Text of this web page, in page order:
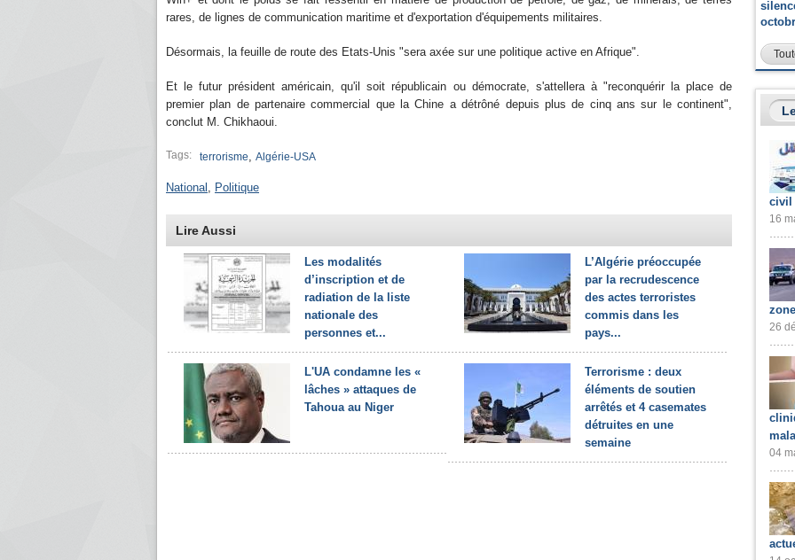
rares, de lignes de communication maritime et d'exportation d'équipements militaires.
Désormais, la feuille de route des Etats-Unis "sera axée sur une politique active en Afrique".
Et le futur président américain, qu'il soit républicain ou démocrate, s'attellera à "reconquérir la place de
premier plan de partenaire commercial que la Chine a détrôné depuis plus de cinq ans sur le continent",
conclut M. Chikhaoui.
Tags: terrorisme, Algérie-USA
National , Politique
Lire Aussi
Les modalités
d’inscription et de
radiation de la liste
nationale des
personnes et...
L’Algérie préoccupée
par la recrudescence
des actes terroristes
commis dans les
pays...
L'UA condamne les «
lâches » attaques de
Tahoua au Niger
Terrorisme : deux
éléments de soutien
arrêtés et 4 casemates
détruites en une
semaine
civil
16
26
04